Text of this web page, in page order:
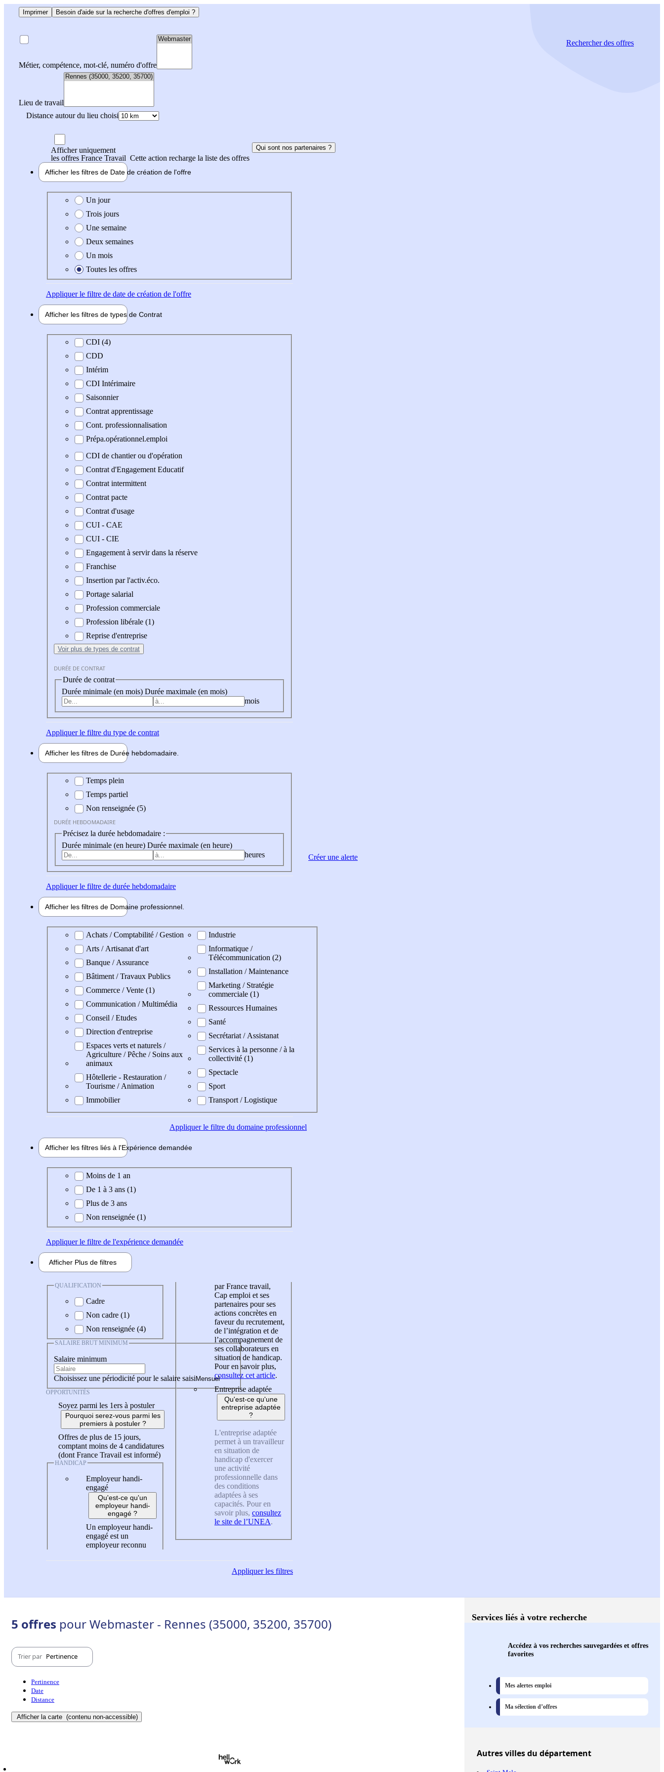
Imprimer Besoin d'aide sur la recherche d'offres d'emploi ?
Métier, compétence, mot-clé, numéro d'offre
Lieu de travail
Distance autour du lieu choisi
Rechercherdes offres
Afficher uniquement
les offres France Travail Cette action recharge la liste des offres
Qui sont nos partenaires ?
Afficher les filtres de Date de création de l'offre
Date de création de l'offre
Un jour
Trois jours
Une semaine
Deux semaines
Un mois
Toutes les offres
Appliquerle filtre de date de création de l'offre
Afficher les filtres de types de Contrat
Type de contrat
CDI (4)
CDD
Intérim
CDI Intérimaire
Saisonnier
Contrat apprentissage
Cont. professionnalisation
Prépa.opérationnel.emploi
CDI de chantier ou d'opération
Contrat d'Engagement Educatif
Contrat intermittent
Contrat pacte
Contrat d'usage
CUI - CAE
CUI - CIE
Engagement à servir dans la réserve
Franchise
Insertion par l'activ.éco.
Portage salarial
Profession commerciale
Profession libérale (1)
Reprise d'entreprise
Voir plus de types de contrat
DURÉE DE CONTRAT
Durée de contrat
Durée minimale (en mois) Durée maximale (en mois)
mois
Appliquerle filtre du type de contrat
Afficher les filtres de Durée hebdomadaire
Durée hebdomadaire
Temps plein
Temps partiel
Non renseignée (5)
DURÉE HEBDOMADAIRE
Précisez la durée hebdomadaire :
Durée minimale (en heure) Durée maximale (en heure)
heures
Appliquerle filtre de durée hebdomadaire
Afficher les filtres de Domaine professionnel
Domaine professionel
Achats / Comptabilité / Gestion
Arts / Artisanat d'art
Banque / Assurance
Bâtiment / Travaux Publics
Commerce / Vente (1)
Communication / Multimédia
Conseil / Etudes
Direction d'entreprise
Espaces verts et naturels /
Agriculture / Pêche / Soins aux
animaux
Hôtellerie - Restauration /
Tourisme / Animation
Immobilier
Industrie
Informatique /
Télécommunication (2)
Installation / Maintenance
Marketing / Stratégie
commerciale (1)
Ressources Humaines
Santé
Secrétariat / Assistanat
Services à la personne / à la
collectivité (1)
Spectacle
Sport
Transport / Logistique
Appliquerle filtre du domaine professionnel
Afficher les filtres liés à l'Expérience demandée
Expérience demandée
Moins de 1 an
De 1 à 3 ans (1)
Plus de 3 ans
Non renseignée (1)
Appliquerle filtre de l'expérience demandée
Afficher Plus de filtres
QUALIFICATION
Cadre
Non cadre (1)
Non renseignée (4)
SALAIRE BRUT MINIMUM
Salaire minimum
Choisissez une périodicité pour le salaire saisi
OPPORTUNITÉS
Soyez parmi les 1ers à postuler
Pourquoi serez-vous parmi les
premiers à postuler ?
Offres de plus de 15 jours,
comptant moins de 4 candidatures
(dont France Travail est informé)
HANDICAP
Employeur handi-
engagé
Qu'est-ce qu'un
employeur handi-
engagé ?
Un employeur handi-
engagé est un
employeur reconnu
par France travail,
Cap emploi et ses
partenaires pour ses
actions concrètes en
faveur du recrutement,
de l’intégration et de
l’accompagnement de
ses collaborateurs en
situation de handicap.
Pour en savoir plus,
consultez cet article.
Entreprise adaptée
Qu'est-ce qu'une
entreprise adaptée
?
L'entreprise adaptée
permet à un travailleur
en situation de
handicap d'exercer
une activité
professionnelle dans
des conditions
adaptées à ses
capacités. Pour en
savoir plus, consultez
le site de l’UNEA.
Appliquerles filtres
Créer une alerte
5 offres pour Webmaster - Rennes (35000, 35200, 35700)
Trier par Pertinence
Pertinence
Date
Distance
Afficher la carte (contenu non-accessible)
Services liés à votre recherche
Accédez à vos recherches sauvegardées et offres
favorites
Mes alertes emploi
Ma sélection d’offres
Autresvillesdu département